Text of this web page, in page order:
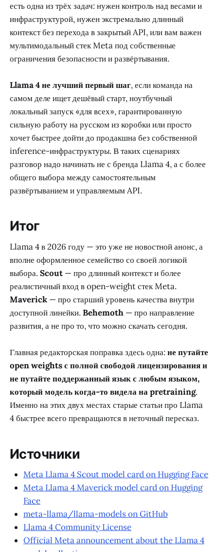
есть одна из трёх задач: нужен контроль над весами и
инфраструктурой, нужен экстремально длинный
контекст без перехода в закрытый API, или вам важен
мультимодальный стек Meta под собственные
ограничения безопасности и развёртывания.
Llama 4 не лучший первый шаг, если команда на
самом деле ищет дешёвый старт, ноутбучный
локальный запуск «для всех», гарантированную
сильную работу на русском из коробки или просто
хочет быстрее дойти до продакшна без собственной
inference-инфраструктуры. В таких сценариях
разговор надо начинать не с бренда Llama 4, а с более
общего выбора между самостоятельным
развёртыванием и управляемым API.
Итог
Llama 4 в 2026 году — это уже не новостной анонс, а
вполне оформленное семейство со своей логикой
выбора. Scout — про длинный контекст и более
реалистичный вход в open-weight стек Meta.
Maverick — про старший уровень качества внутри
доступной линейки. Behemoth — про направление
развития, а не про то, что можно скачать сегодня.
Главная редакторская поправка здесь одна: не путайте
open weights с полной свободой лицензирования и
не путайте поддержанный язык с любым языком,
который модель когда-то видела на pretraining.
Именно на этих двух местах старые статьи про Llama
4 быстрее всего превращаются в неточный пересказ.
Источники
Meta Llama 4 Scout model card on Hugging Face
Meta Llama 4 Maverick model card on Hugging
Face
meta-llama/llama-models on GitHub
Llama 4 Community License
Official Meta announcement about the Llama 4